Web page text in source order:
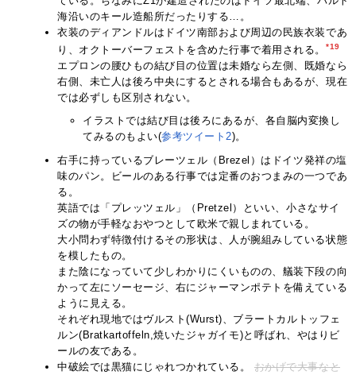
海沿いのキール造船所だったりする…。
衣装のディアンドルはドイツ南部および周辺の民族衣装であ
り、オクトーバーフェストを含めた行事で着用される。*19
エプロンの腰ひもの結び目の位置は未婚なら左側、既婚なら
右側、未亡人は後ろ中央にするとされる場合もあるが、現在
では必ずしも区別されない。
イラストでは結び目は後ろにあるが、各自脳内変換し
てみるのもよい(参考ツイート2)。
右手に持っているブレーツェル（Brezel）はドイツ発祥の塩
味のパン。ビールのある行事では定番のおつまみの一つであ
る。
英語では「プレッツェル」（Pretzel）といい、小さなサイ
ズの物が手軽なおやつとして欧米で親しまれている。
大小問わず特徴付けるその形状は、人が腕組みしている状態
を模したもの。
また陰になっていて少しわかりにくいものの、艤装下段の向
かって左にソーセージ、右にジャーマンポテトを備えている
ように見える。
それぞれ現地ではヴルスト(Wurst)、ブラートカルトッフェ
ルン(Bratkartoffeln,焼いたジャガイモ)と呼ばれ、やはりビ
ールの友である。
中破絵では黒猫にじゃれつかれている。 おかげで大事なと